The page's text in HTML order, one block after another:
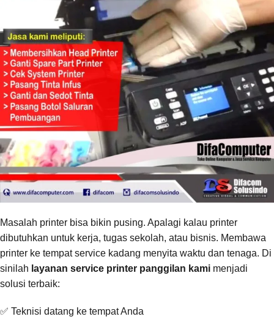
Masalah printer bisa bikin pusing. Apalagi kalau printer
dibutuhkan untuk kerja, tugas sekolah, atau bisnis. Membawa
printer ke tempat service kadang menyita waktu dan tenaga. Di
sinilah layanan service printer panggilan kami menjadi
solusi terbaik:
✅ Teknisi datang ke tempat Anda